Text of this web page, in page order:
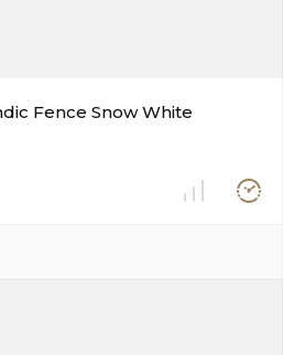
Fence Snow White
заказ